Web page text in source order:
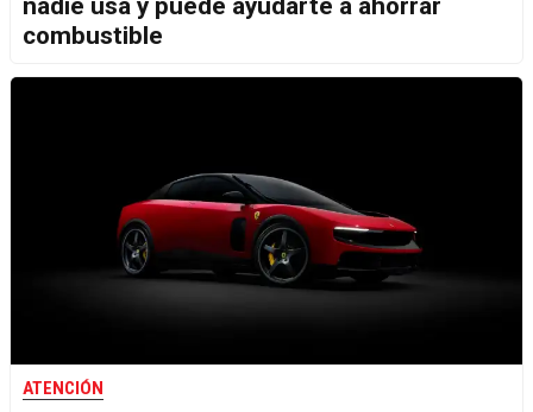
nadie usa y puede ayudarte a ahorrar
combustible
ATENCIÓN